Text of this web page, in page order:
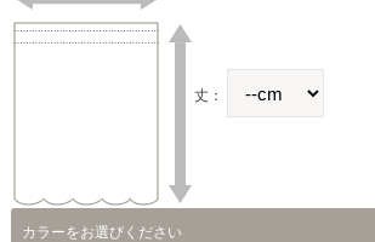
丈：
カラーをお選びください